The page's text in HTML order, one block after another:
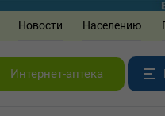
Новости Населению
Интернет-аптека